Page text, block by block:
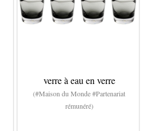
verre à eau en verre
(#Maison du Monde #Partenariat
rémunéré)